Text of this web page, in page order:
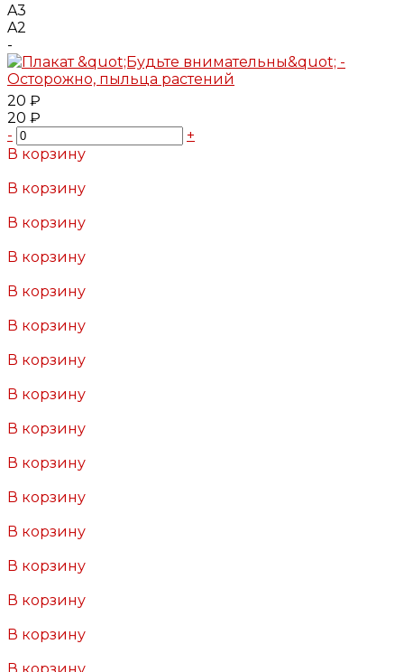
A3
A2
-
20 ₽
20 ₽
-
+
В корзину
В корзину
В корзину
В корзину
В корзину
В корзину
В корзину
В корзину
В корзину
В корзину
В корзину
В корзину
В корзину
В корзину
В корзину